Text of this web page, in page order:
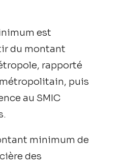
est
du montant
rapporté
puis
au SMIC
minimum de
des